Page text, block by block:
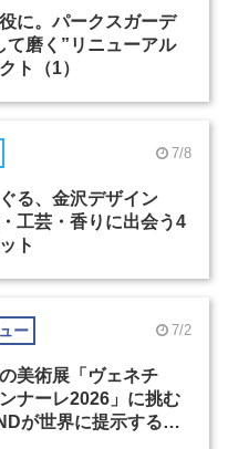
に。パークスガーデ
て磨く”リニューアル
ト（1）
7/8
る、金沢デザイン
工芸・香りに出会う4
ト
ー 7/2
美術展「ヴェネチ
ナーレ2026」に挑む
が世界に提示する美